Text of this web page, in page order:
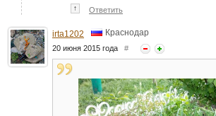
↑ Ответить
irta1202 Краснодар
20 июня 2015 года #